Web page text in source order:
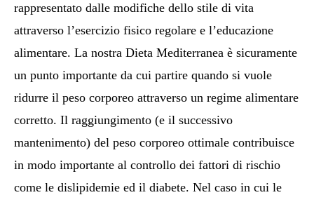
rappresentato dalle modifiche dello stile di vita
attraverso l’esercizio fisico regolare e l’educazione
alimentare. La nostra Dieta Mediterranea è sicuramente
un punto importante da cui partire quando si vuole
ridurre il peso corporeo attraverso un regime alimentare
corretto. Il raggiungimento (e il successivo
mantenimento) del peso corporeo ottimale contribuisce
in modo importante al controllo dei fattori di rischio
come le dislipidemie ed il diabete. Nel caso in cui le